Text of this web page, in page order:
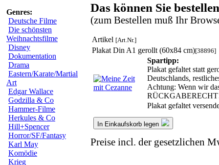
Genres:
Deutsche Filme
Die schönsten
Weihnachtsfilme
Disney
Dokumentation
Drama
Eastern/Karate/Martial
Art
Edgar Wallace
Godzilla & Co
Hammer-Filme
Herkules & Co
Hill+Spencer
Horror/SF/Fantasy
Karl May
Komödie
Krieg
Das können Sie
(zum Bestellen muß Ihr
Artikel [Art.Nr.]
Plakat Din A1 gerollt (60x84 cm)[38896]
Spartipp:
Plakat gefaltet statt
Deutschlands,
Achtung: Wenn wir
Plakat gefaltet
In Einkaufskorb legen
Preise incl. der gesetzlichen